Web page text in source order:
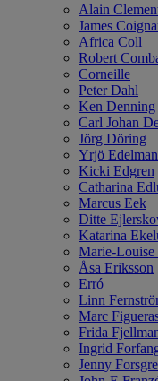
Alain
James
Africa Coll
Robert
Corneille
Peter Dahl
Ken Denning
Carl Johan
Jörg Döring
Yrjö
Kicki Edgren
Catharina
Marcus Eek
Ditte
Katarina
Marie-Louise
Åsa Eriksson
Erró
Linn
Marc
Frida
Ingrid
Jenny